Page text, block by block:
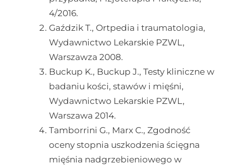
4/2016.
Gaździk T., Ortpedia i traumatologia,
Wydawnictwo Lekarskie PZWL,
Warszawza 2008.
Buckup K., Buckup J., Testy kliniczne w
badaniu kości, stawów i mięśni,
Wydawnictwo Lekarskie PZWL,
Warszawa 2014.
Tamborrini G., Marx C., Zgodność
oceny stopnia uszkodzenia ścięgna
mięśnia nadgrzebieniowego w